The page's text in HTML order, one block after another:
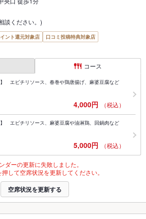
談ください。)
ント還元対象店
口コミ投稿特典対象店
コース
】 エビチリソース、春巻や鶏唐揚げ、麻婆豆腐など
4,000円 （税込）
】 エビチリソース、麻婆豆腐や油淋鶏、回鍋肉など
5,000円 （税込）
ダーの更新に失敗しました。
して空席状況を更新してください。
空席状況を更新する